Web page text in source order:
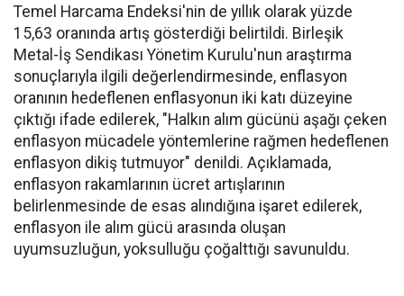
Temel Harcama Endeksi'nin de yıllık olarak yüzde
15,63 oranında artış gösterdiği belirtildi. Birleşik
Metal-İş Sendikası Yönetim Kurulu'nun araştırma
sonuçlarıyla ilgili değerlendirmesinde, enflasyon
oranının hedeflenen enflasyonun iki katı düzeyine
çıktığı ifade edilerek, "Halkın alım gücünü aşağı çeken
enflasyon mücadele yöntemlerine rağmen hedeflenen
enflasyon dikiş tutmuyor" denildi. Açıklamada,
enflasyon rakamlarının ücret artışlarının
belirlenmesinde de esas alındığına işaret edilerek,
enflasyon ile alım gücü arasında oluşan
uyumsuzluğun, yoksulluğu çoğalttığı savunuldu.